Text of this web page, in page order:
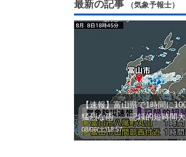
最新の記事 （気象予報士）
【速報】富山県で1時間に
猛烈な雨 「記録的短時間
08/08(土)18:57